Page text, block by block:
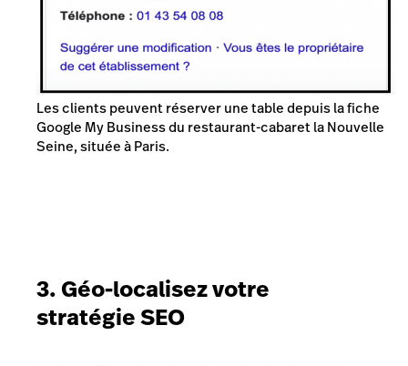
Les clients peuvent réserver une table depuis la fiche
Google My Business du restaurant-cabaret la Nouvelle
Seine, située à Paris.
3. Géo-localisez votre
stratégie SEO